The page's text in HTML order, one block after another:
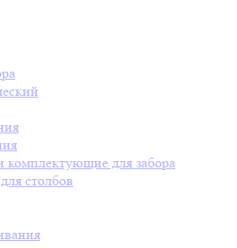
для забора
столбов